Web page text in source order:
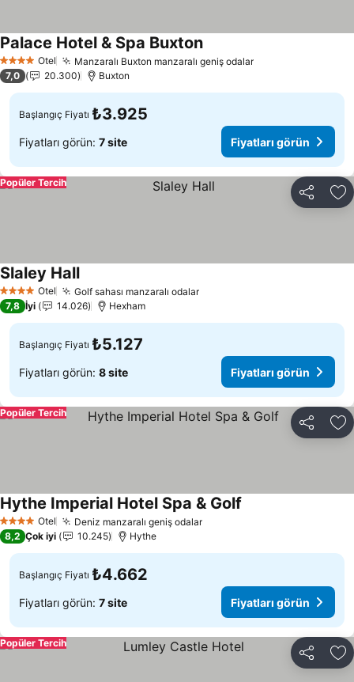
4 Yıldız Otel Manzaralı Buxton manzaralı geniş odalar
Palace Hotel & Spa Buxton
7,0 20.300 Buxton
Başlangıç Fiyatı ₺3.925
Fiyatları görün: 7 site Fiyatları görün
Paylaş
Popüler Tercih
4 Yıldız Otel Golf sahası manzaralı odalar
Slaley Hall
7,8 İyi 14.026 Hexham
Başlangıç Fiyatı ₺5.127
Fiyatları görün: 8 site Fiyatları görün
Paylaş
Popüler Tercih
4 Yıldız Otel Deniz manzaralı geniş odalar
Hythe Imperial Hotel Spa & Golf
8,2 Çok iyi 10.245 Hythe
Başlangıç Fiyatı ₺4.662
Fiyatları görün: 7 site Fiyatları görün
Paylaş
Popüler Tercih